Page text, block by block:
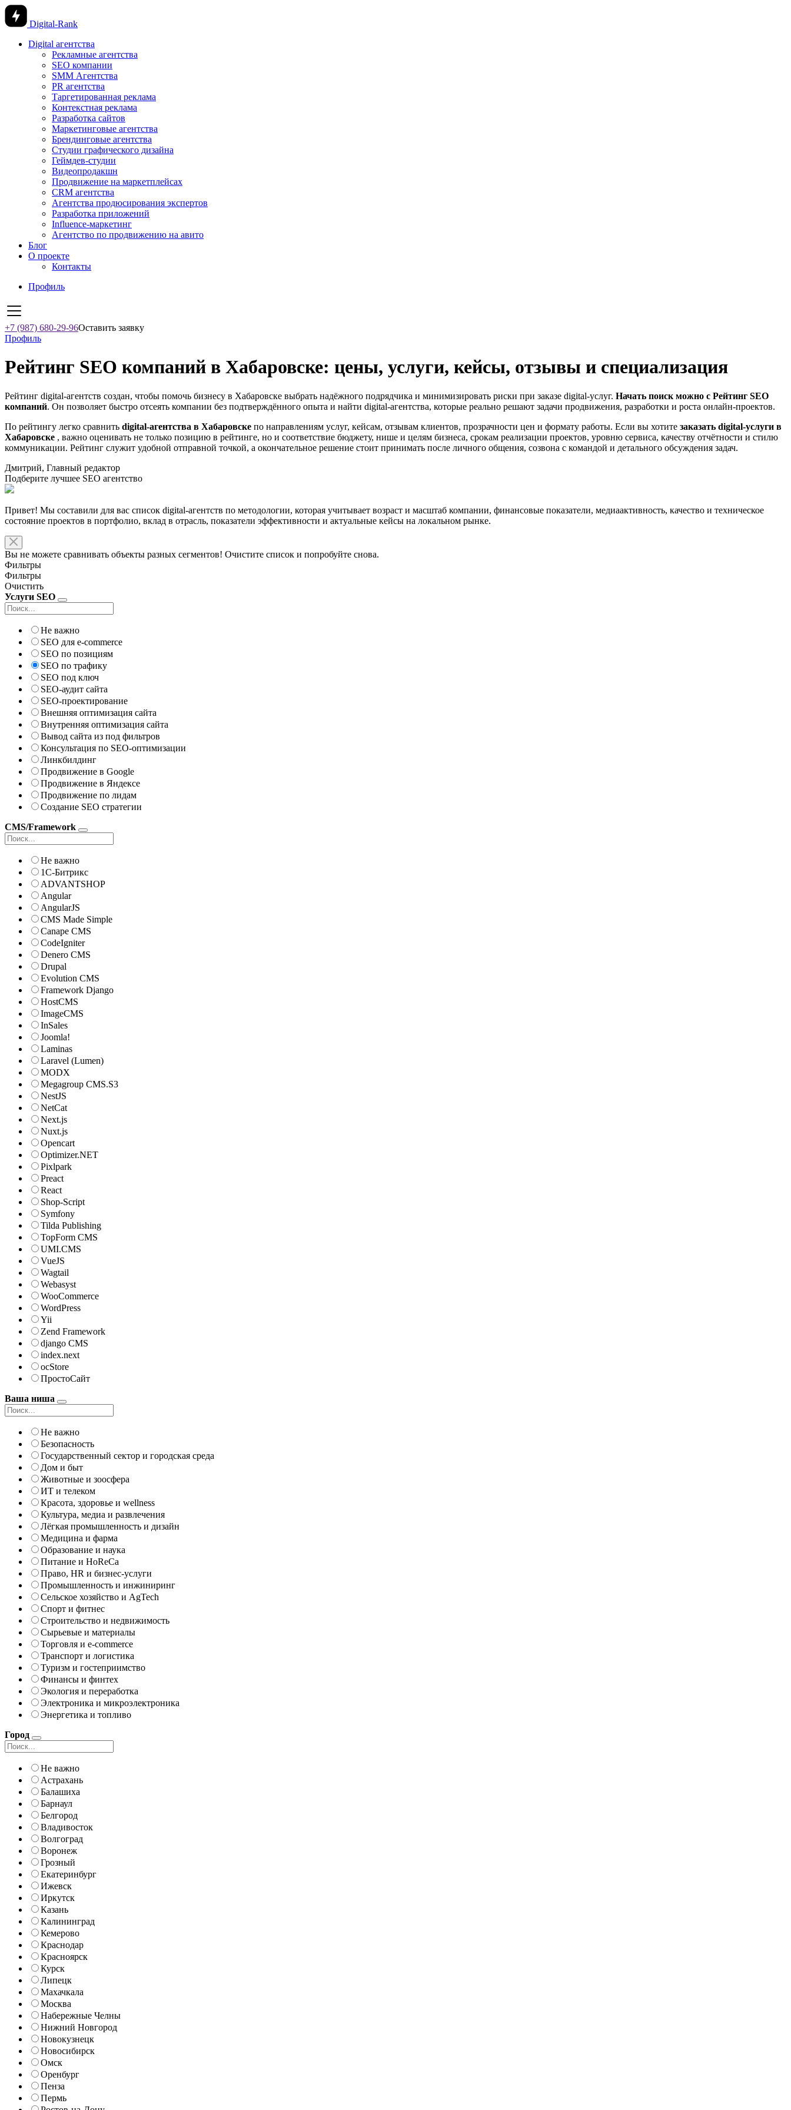
Digital-Rank
Digital агентства
Рекламные агентства
SEO компании
SMM Агентства
PR агентства
Таргетированная реклама
Контекстная реклама
Разработка сайтов
Маркетинговые агентства
Брендинговые агентства
Студии графического дизайна
Геймдев-студии
Видеопродакшн
Продвижение на маркетплейсах
CRM агентства
Агентства продюсирования экспертов
Разработка приложений
Influence-маркетинг
Агентство по продвижению на авито
Блог
О проекте
Контакты
Профиль
+7 (987) 680-29-96Оставить заявку
Профиль
Рейтинг SEO компаний в Хабаровске: цены, услуги, кейсы, отзывы и специализация
Рейтинг digital-агентств создан, чтобы помочь бизнесу в Хабаровске выбрать надёжного подрядчика и минимизировать риски при заказе digital-услуг. Начать поиск можно с Рейтинг SEO
компаний. Он позволяет быстро отсеять компании без подтверждённого опыта и найти digital-агентства, которые реально решают задачи продвижения, разработки и роста онлайн-проектов.
По рейтингу легко сравнить digital-агентства в Хабаровске по направлениям услуг, кейсам, отзывам клиентов, прозрачности цен и формату работы. Если вы хотите заказать digital-услуги в
Хабаровске , важно оценивать не только позицию в рейтинге, но и соответствие бюджету, нише и целям бизнеса, срокам реализации проектов, уровню сервиса, качеству отчётности и стилю
коммуникации. Рейтинг служит удобной отправной точкой, а окончательное решение стоит принимать после личного общения, созвона с командой и детального обсуждения задач.
Дмитрий, Главный редактор
Подберите лучшее SEO агентство
Привет! Мы составили для вас список digital-агентств по методологии, которая учитывает возраст и масштаб компании, финансовые показатели, медиаактивность, качество и техническое
состояние проектов в портфолио, вклад в отрасль, показатели эффективности и актуальные кейсы на локальном рынке.
Вы не можете сравнивать объекты разных сегментов! Очистите список и попробуйте снова.
Фильтры
Фильтры
Очистить
Услуги SEO
Не важно
SEO для e-commerce
SEO по позициям
SEO по трафику
SEO под ключ
SEO-аудит сайта
SEO-проектирование
Внешняя оптимизация сайта
Внутренняя оптимизация сайта
Вывод сайта из под фильтров
Консультация по SEO-оптимизации
Линкбилдинг
Продвижение в Google
Продвижение в Яндексе
Продвижение по лидам
Создание SEO стратегии
CMS/Framework
Не важно
1С-Битрикс
ADVANTSHOP
Angular
AngularJS
CMS Made Simple
Canape CMS
CodeIgniter
Denero CMS
Drupal
Evolution CMS
Framework Django
HostCMS
ImageCMS
InSales
Joomla!
Laminas
Laravel (Lumen)
MODX
Megagroup CMS.S3
NestJS
NetCat
Next.js
Nuxt.js
Opencart
Optimizer.NET
Pixlpark
Preact
React
Shop-Script
Symfony
Tilda Publishing
TopForm CMS
UMI.CMS
VueJS
Wagtail
Webasyst
WooCommerce
WordPress
Yii
Zend Framework
django CMS
index.next
ocStore
ПростоСайт
Ваша ниша
Не важно
Безопасность
Государственный сектор и городская среда
Дом и быт
Животные и зоосфера
ИТ и телеком
Красота, здоровье и wellness
Культура, медиа и развлечения
Лёгкая промышленность и дизайн
Медицина и фарма
Образование и наука
Питание и HoReCa
Право, HR и бизнес-услуги
Промышленность и инжиниринг
Сельское хозяйство и AgTech
Спорт и фитнес
Строительство и недвижимость
Сырьевые и материалы
Торговля и e-commerce
Транспорт и логистика
Туризм и гостеприимство
Финансы и финтех
Экология и переработка
Электроника и микроэлектроника
Энергетика и топливо
Город
Не важно
Астрахань
Балашиха
Барнаул
Белгород
Владивосток
Волгоград
Воронеж
Грозный
Екатеринбург
Ижевск
Иркутск
Казань
Калининград
Кемерово
Краснодар
Красноярск
Курск
Липецк
Махачкала
Москва
Набережные Челны
Нижний Новгород
Новокузнецк
Новосибирск
Омск
Оренбург
Пенза
Пермь